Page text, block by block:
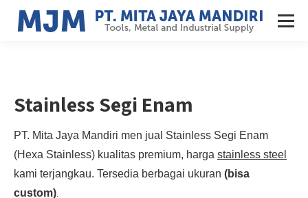
Stainless Segi Enam
PT. Mita Jaya Mandiri men jual Stainless Segi Enam
(Hexa Stainless) kualitas premium, harga stainless steel
kami terjangkau. Tersedia berbagai ukuran (bisa
custom)